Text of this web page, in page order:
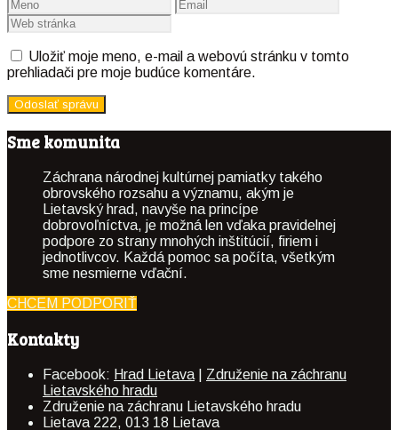
Uložiť moje meno, e-mail a webovú stránku v tomto
prehliadači pre moje budúce komentáre.
Sme komunita
Záchrana národnej kultúrnej pamiatky takého
obrovského rozsahu a významu, akým je
Lietavský hrad, navyše na princípe
dobrovoľníctva, je možná len vďaka pravidelnej
podpore zo strany mnohých inštitúcií, firiem i
jednotlivcov. Každá pomoc sa počíta, všetkým
sme nesmierne vďační.
CHCEM PODPORIŤ
Kontakty
Facebook: Hrad Lietava
Združenie na záchranu
Lietavského hradu
Združenie na záchranu Lietavského hradu
Lietava 222, 013 18 Lietava